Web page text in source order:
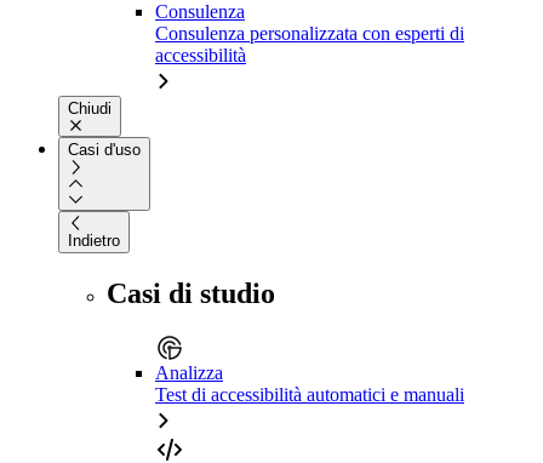
Consulenza
Consulenza personalizzata con esperti di
accessibilità
Chiudi
Casi d'uso
Indietro
Casi di studio
Analizza
Test di accessibilità automatici e manuali